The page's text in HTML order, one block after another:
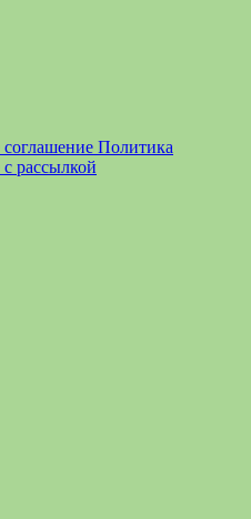
соглашение Политика
рассылкой